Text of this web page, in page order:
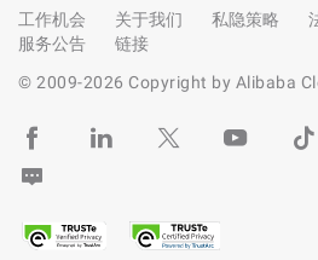
工作机会 关于我们 私隐策略
服务公告
链接
© 2009-2026 Copyright by Alibaba